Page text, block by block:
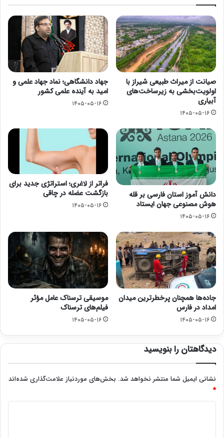
صیانت از میراث طبیعی شیراز با
اولویت‌بخشی به زیرساخت‌های
آبیاری
۱۴۰۵-۰۵-۱۶
جهاد دانشگاهی؛ نماد جهاد علمی و
امید به آینده علمی کشور
۱۴۰۵-۰۵-۱۶
دانش آموز استان فارسی بر قله
هوش مصنوعی جهان ایستاد
۱۴۰۵-۰۵-۱۶
فراتر از لاغری؛ استراتژی جدید برای
بازگشت عضله در چاقی
۱۴۰۵-۰۵-۱۶
جاده‌ها همچنان پرخطرترین میدان
امداد در فارس
۱۴۰۵-۰۵-۱۶
موسیقی ترسناک عامل مؤثر
فیلم‌های ترسناک
۱۴۰۵-۰۵-۱۶
دیدگاهتان را بنویسید
نشانی ایمیل شما منتشر نخواهد شد. بخش‌های موردنیاز علامت‌گذاری شده‌اند
*